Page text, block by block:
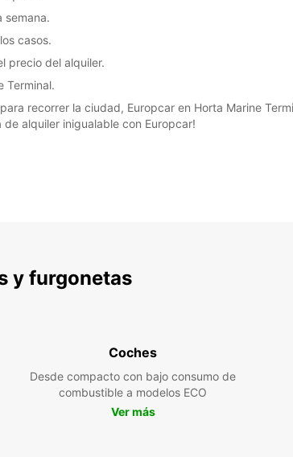
semana.
casos.
precio del alquiler.
Terminal.
recorrer la ciudad, Europcar en Horta Marine
alquiler inigualable con Europcar!
y furgonetas
Coches
Desde compacto con bajo consumo de
combustible a modelos ECO
Ver más